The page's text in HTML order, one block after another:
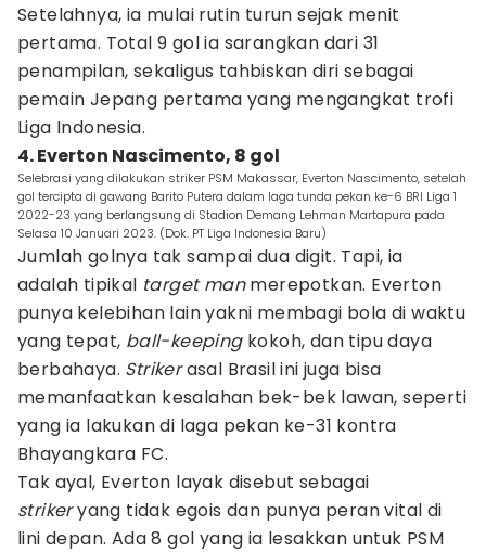
Setelahnya, ia mulai rutin turun sejak menit
pertama. Total 9 gol ia sarangkan dari 31
penampilan, sekaligus tahbiskan diri sebagai
pemain Jepang pertama yang mengangkat trofi
Liga Indonesia.
4. Everton Nascimento, 8 gol
Selebrasi yang dilakukan striker PSM Makassar, Everton Nascimento, setelah
gol tercipta di gawang Barito Putera dalam laga tunda pekan ke-6 BRI Liga 1
2022-23 yang berlangsung di Stadion Demang Lehman Martapura pada
Selasa 10 Januari 2023. (Dok. PT Liga Indonesia Baru)
Jumlah golnya tak sampai dua digit. Tapi, ia
adalah tipikal target manmerepotkan. Everton
punya kelebihan lain yakni membagi bola di waktu
yang tepat, ball-keepingkokoh, dan tipu daya
berbahaya. Strikerasal Brasil ini juga bisa
memanfaatkan kesalahan bek-bek lawan, seperti
yang ia lakukan di laga pekan ke-31 kontra
Bhayangkara FC.
Tak ayal, Everton layak disebut sebagai
strikeryang tidak egois dan punya peran vital di
lini depan. Ada 8 gol yang ia lesakkan untuk PSM